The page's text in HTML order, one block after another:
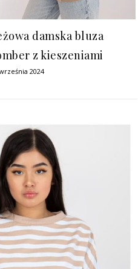
damska bluza
z kieszeniami
2024